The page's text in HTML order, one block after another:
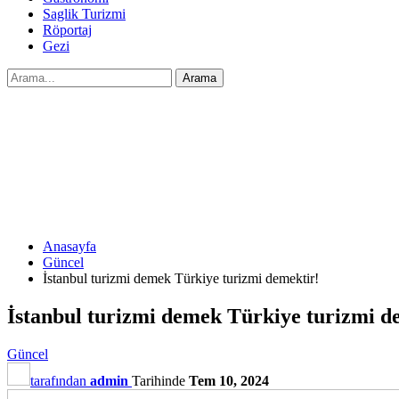
Saglik Turizmi
Röportaj
Gezi
Anasayfa
Güncel
İstanbul turizmi demek Türkiye turizmi demektir!
İstanbul turizmi demek Türkiye turizmi
Güncel
tarafından admin Tarihinde Tem 10, 2024